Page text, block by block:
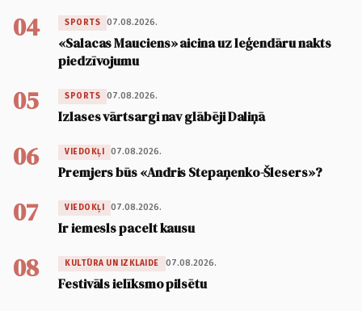
04 SPORTS 07.08.2026.
«Salacas Mauciens» aicina uz leģendāru nakts
piedzīvojumu
05 SPORTS 07.08.2026.
Izlases vārtsargi nav glābēji Daliņā
06 VIEDOKĻI 07.08.2026.
Premjers būs «Andris Stepaņenko-Šlesers»?
07 VIEDOKĻI 07.08.2026.
Ir iemesls pacelt kausu
08 KULTŪRA UN IZKLAIDE 07.08.2026.
Festivāls ielīksmo pilsētu